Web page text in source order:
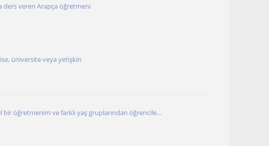
ders veren Arapça öğretmeni
üniversite veya yetişkin
bir öğretmenim ve farklı yaş gruplarından öğrencile...